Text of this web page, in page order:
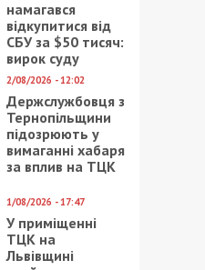
намагався
відкупитися від
СБУ за $50 тисяч:
вирок суду
2/08/2026 - 12:02
Держслужбовця з
Тернопільщини
підозрюють у
вимаганні хабаря
за вплив на ТЦК
1/08/2026 - 17:47
У приміщенні
ТЦК на
Львівщині